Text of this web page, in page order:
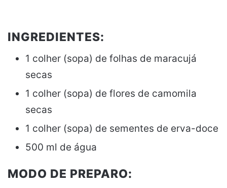
INGREDIENTES:
1 colher (sopa) de folhas de maracujá
secas
1 colher (sopa) de flores de camomila
secas
1 colher (sopa) de sementes de erva-doce
500 ml de água
MODO DE PREPARO: